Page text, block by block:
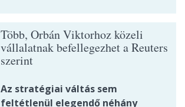
Több, Orbán Viktorhoz közeli
vállalatnak befellegezhet a Reuters
szerint
Az stratégiai váltás sem
feltétlenül elegendő néhány